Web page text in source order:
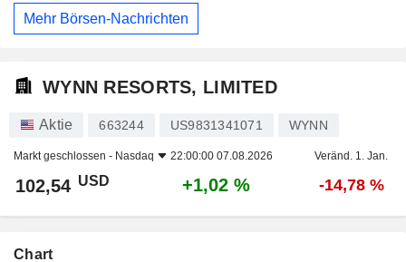
Mehr Börsen-Nachrichten
WYNN RESORTS, LIMITED
Aktie 663244 US9831341071 WYNN
Markt geschlossen - Nasdaq 22:00:00 07.08.2026 Veränd. 1. Jan.
102,54 USD +1,02 % -14,78 %
Chart